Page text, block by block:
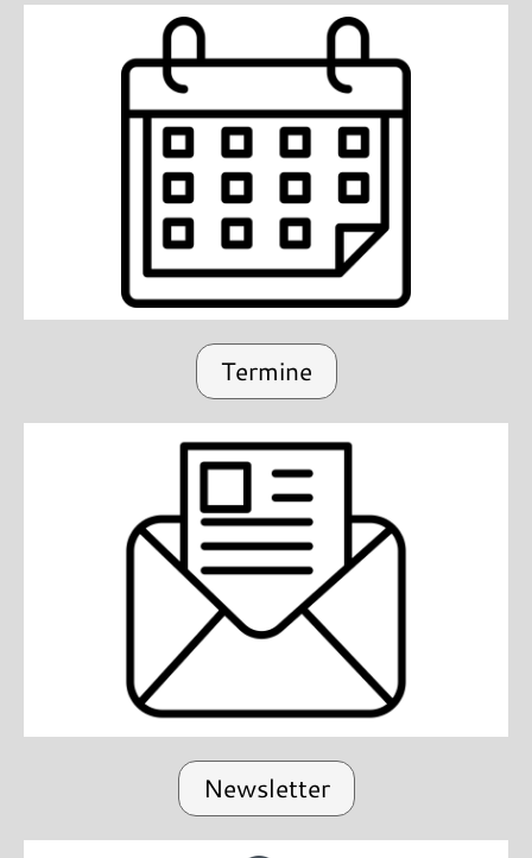
Termine
Newsletter